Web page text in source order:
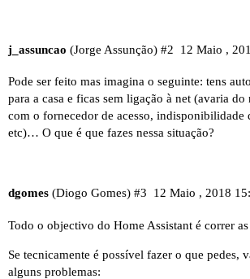
j_assuncao (Jorge Assunção) 12 Maio ,
#2
Pode ser feito mas imagina o seguinte: tens
para a casa e ficas sem ligação à net (avaria
com o fornecedor de acesso, indisponibilidade
etc)… O que é que fazes nessa situação?
dgomes (Diogo Gomes) 12 Maio , 2018
#3
Todo o objectivo do Home Assistant é correr
Se tecnicamente é possível fazer o que pedes,
alguns problemas: